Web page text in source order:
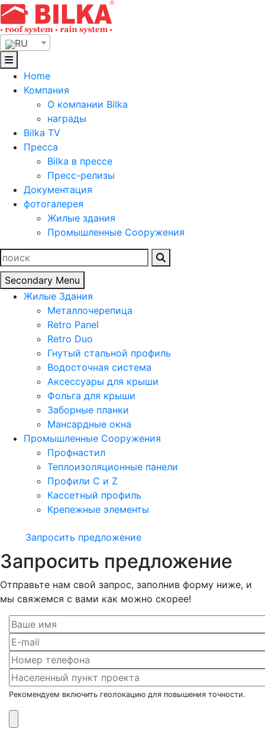
Skip
to
content
RU
Home
Компания
О компании Bilka
награды
Bilka TV
Пресса
Bilka в прессе
Пресс-релизы
Документация
фотогалерея
Жилые здания
Промышленные Сооружения
Найти:
Secondary Menu
Жилые Здания
Металлочерепица
Retro Panel
Retro Duo
Гнутый стальной профиль
Водосточная система
Аксессуары для крыши
Фольга для крыши
Заборные планки
Мансардные окна
Промышленные Сооружения
Профнастил
Теплоизоляционные панели
Профили C и Z
Кассетный профиль
Крепежные элементы
Запросить предложение
Запросить предложение
Отправьте нам свой запрос, заполнив форму ниже, и
мы свяжемся с вами как можно скорее!
Рекомендуем включить геолокацию для повышения точности.